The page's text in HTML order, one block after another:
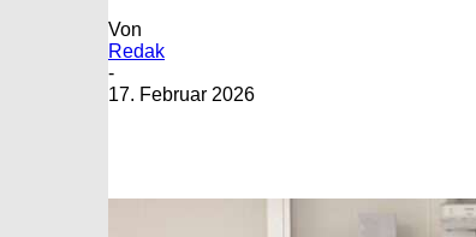
Von
Redak
-
17. Februar 2026